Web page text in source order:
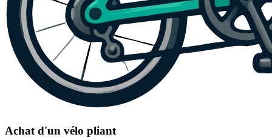
Achat d'un vélo pliant